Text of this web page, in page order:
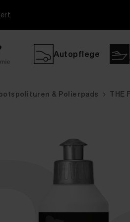
Autopflege
& Polierpads THE